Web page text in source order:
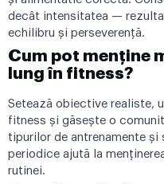
decât intensitatea —
echilibru și perseverență.
Cum pot menține
lung în fitness?
Setează obiective realiste,
fitness și găsește o
tipurilor de antrenamente și
periodice ajută la
rutinei.